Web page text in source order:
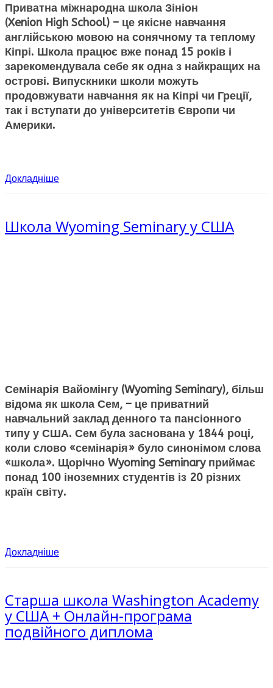
Приватна міжнародна школа Зініон
(Xenion High School) – це якісне навчання
англійською мовою на сонячному та теплому
Кіпрі. Школа працює вже понад 15 років і
зарекомендувала себе як одна з найкращих на
острові. Випускники школи можуть
продовжувати навчання як на Кіпрі чи Греції,
так і вступати до університетів Європи чи
Америки.
Докладніше
Школа Wyoming Seminary у США
Семінарія Вайомінгу (Wyoming Seminary), більш
відома як школа Сем, – це приватний
навчальний заклад денного та пансіонного
типу у США. Сем була заснована у 1844 році,
коли слово «семінарія» було синонімом слова
«школа». Щорічно Wyoming Seminaryприймає
понад 100 іноземних студентів із 20 різних
країн світу.
Докладніше
Старша школа Washington Academy
у США + Онлайн-програма
подвійного диплома